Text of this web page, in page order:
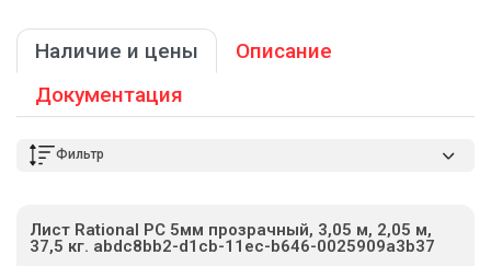
Наличие и цены
Описание
Документация
Фильтр
Лист Rational PC 5мм прозрачный, 3,05 м, 2,05 м,
37,5 кг. abdc8bb2-d1cb-11ec-b646-0025909a3b37